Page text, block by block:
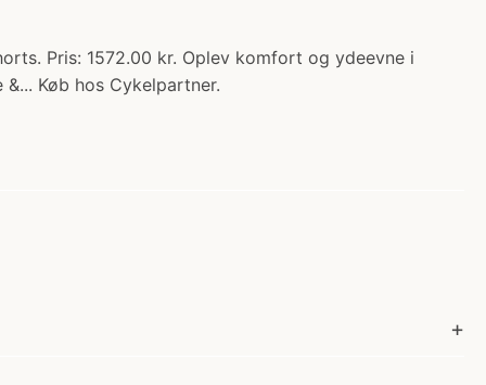
Pris: 1572.00 kr. Oplev komfort og ydeevne i
Køb hos Cykelpartner.